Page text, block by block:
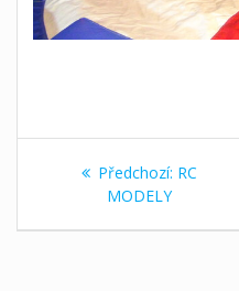
Navigace
Předchozí: Předchozí
RC
MODELY